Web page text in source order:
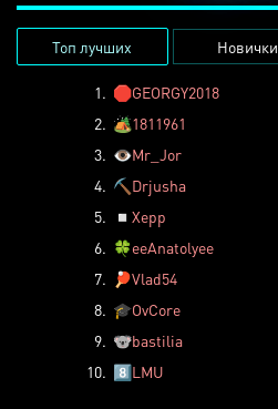
Топ лучших Новички
1. 🛑GEORGY2018
2. 🏕️1811961
3. 👁️Mr_Jor
4. ⛏️ Drjusha
5.
◽ Xepp
6. 🍀eeAnatolyee
7.
🏓Vlad54
8. 🎓OvCore
9. 🐨bastilia
10. 8️⃣LMU